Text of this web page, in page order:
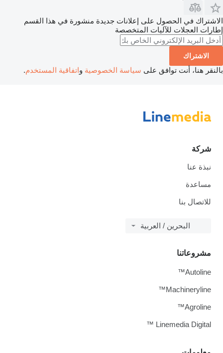
الاشتراك في الحصول على إعلانات جديدة منشورة في هذا القسم
إطارات العجلات للآليات المتخصصة
الاشتراك
بالنقر هنا، أنت توافق على سياسة الخصوصية واتفاقية المستخدم.
شركة
نبذة عنا
مساعدة
للاتصال بنا
البحرين / العربية
مشروعاتنا
Autoline™
Machineryline™
Agroline™
Linemedia Digital ™